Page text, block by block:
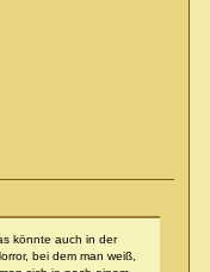
könnte auch in der
bei dem man weiß,